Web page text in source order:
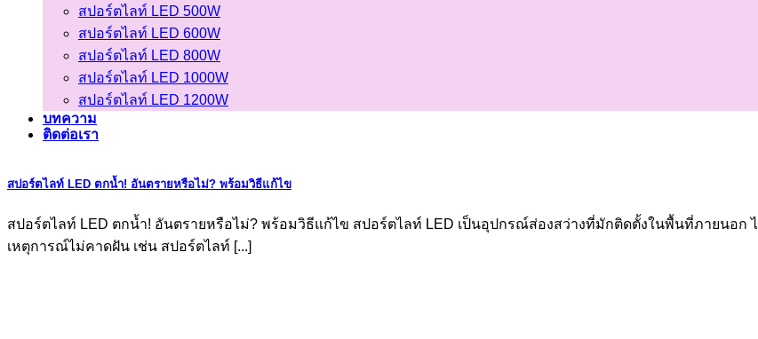
สปอร์ตไลท์ LED 500W
สปอร์ตไลท์ LED 600W
สปอร์ตไลท์ LED 800W
สปอร์ตไลท์ LED 1000W
สปอร์ตไลท์ LED 1200W
บทความ
ติดต่อเรา
สปอร์ตไลท์ LED ตกน้ำ! อันตรายหรือไม่? พร้อมวิธีแก้ไข
สปอร์ตไลท์ LED ตกน้ำ! อันตรายหรือไม่? พร้อมวิธีแก้ไข สปอร์ตไลท์ LED เป็นอุปกรณ์ส่องสว่างที่มักติดตั้งในพื้นที่ภายนอก
เหตุการณ์ไม่คาดฝัน เช่น สปอร์ตไลท์ [...]